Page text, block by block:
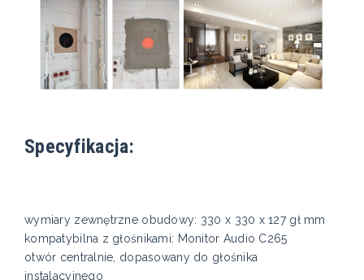
Specyfikacja:
wymiary zewnętrzne obudowy: 330 x 330 x 127 gł mm
kompatybilna z głośnikami: Monitor Audio C265
otwór centralnie, dopasowany do głośnika
instalacyjnego